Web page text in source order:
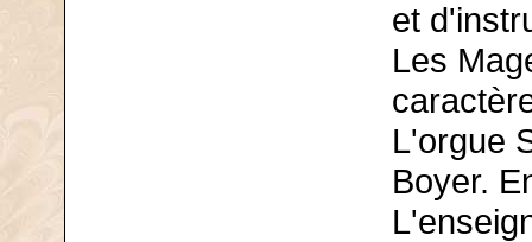
et
Les
L'orgue
Boyer.